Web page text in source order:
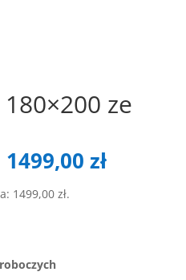
ze
Pierwotna
cena
wynosiła:
1499,00 zł
1499,00 zł.